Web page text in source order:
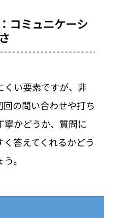
コミュニケーシ
くい要素ですが、非
回の問い合わせや打ち
寧かどうか、質問に
答えてくれるかどう
。